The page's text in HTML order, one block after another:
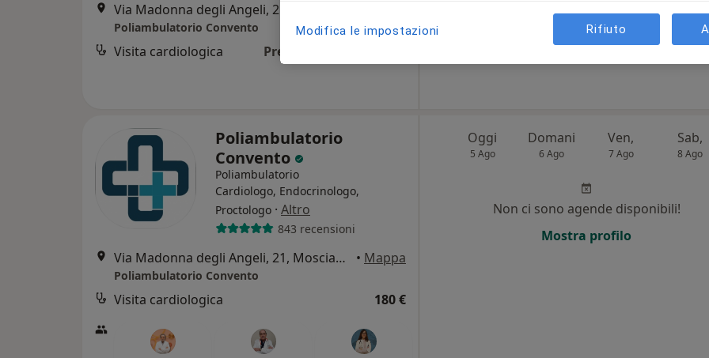
Poliambulatorio Convento
Visita cardiologica Prezzo non disponibile
Poliambulatorio
Convento
Poliambulatorio
Cardiologo, Endocrinologo,
Proctologo · Altro
843 recensioni
Via Madonna degli Angeli, 21, Mosciano Sant'Angelo • Mappa
Poliambulatorio Convento
Visita cardiologica 180 €
Oggi
5 Ago
Domani
6 Ago
Ven,
7 Ago
Sab,
8 Ago
Non ci sono agende disponibili!
Mostra profilo
Modifica le impostazioni Rifiuto